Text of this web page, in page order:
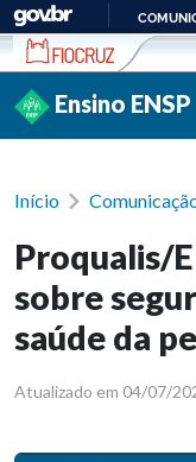
Ir para conteúdo
Ensino ENSP
Início
Proqualis/
sobre
saúde da
Atualizado em 04/07/